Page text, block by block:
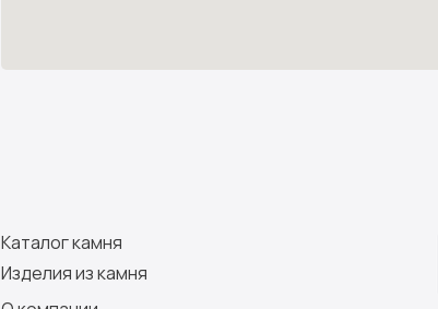
Каталог камня
Изделия из камня